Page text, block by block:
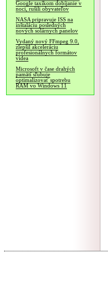
Google taxíkom dobíjanie v
noci, rušili obyvateľov
NASA pripravuje ISS na
inštaláciu posledných
nových solárnych panelov
Vydaný nový FFmpeg 9.0,
zlepšil akceleráciu
profesionálnych formátov
videa
Microsoft v čase drahých
pamätí sľubuje
optimalizovať spotrebu
RAM vo Windows 11